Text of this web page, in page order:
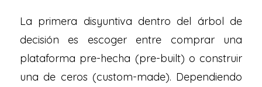
La primera disyuntiva dentro del árbol de
decisión es escoger entre comprar una
plataforma pre-hecha (pre-built) o construir
una de ceros (custom-made). Dependiendo